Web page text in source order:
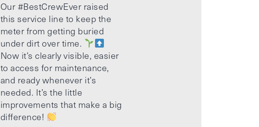
Our #BestCrewEver raised
this service line to keep the
meter from getting buried
under dirt over time.
Now it’s clearly visible, easier
to access for maintenance,
and ready whenever it’s
needed. It’s the little
improvements that make a big
difference!